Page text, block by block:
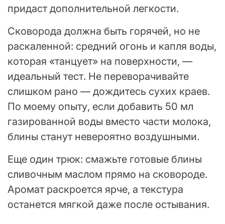
придаст дополнительной легкости.
Сковорода должна быть горячей, но не
раскаленной: средний огонь и капля воды,
которая «танцует» на поверхности, —
идеальный тест. Не переворачивайте
слишком рано — дождитесь сухих краев.
По моему опыту, если добавить 50 мл
газированной воды вместо части молока,
блины станут невероятно воздушными.
Еще один трюк: смажьте готовые блины
сливочным маслом прямо на сковороде.
Аромат раскроется ярче, а текстура
останется мягкой даже после остывания.